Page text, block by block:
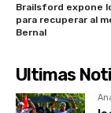
Brailsford expone
para recuperar al
Bernal
Ultimas